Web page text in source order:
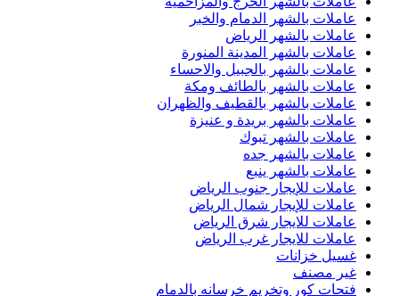
عاملات بالشهر الدمام والخبر
عاملات بالشهر الرياض
عاملات بالشهر المدينة المنورة
عاملات بالشهر بالجبيل والاحساء
عاملات بالشهر بالطائف ومكة
عاملات بالشهر بالقطيف والظهران
عاملات بالشهر بريدة و عنيزة
عاملات بالشهر تبوك
عاملات بالشهر جده
عاملات بالشهر ينبع
عاملات للإيجار جنوب الرياض
عاملات للإيجار شمال الرياض
عاملات للايجار شرق الرياض
عاملات للايجار غرب الرياض
غسيل خزانات
غير مصنف
فتحات كور وتخريم خرسانه بالدمام